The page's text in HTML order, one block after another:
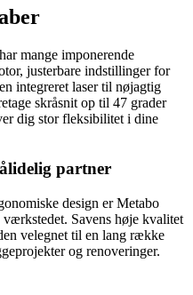
mange imponerende
justerbare indstillinger for
integreret laser til nøjagtig
skråsnit op til 47 grader
dig stor fleksibilitet i dine
partner
design er Metabo
Savens høje kvalitet
velegnet til en lang række
og renoveringer.